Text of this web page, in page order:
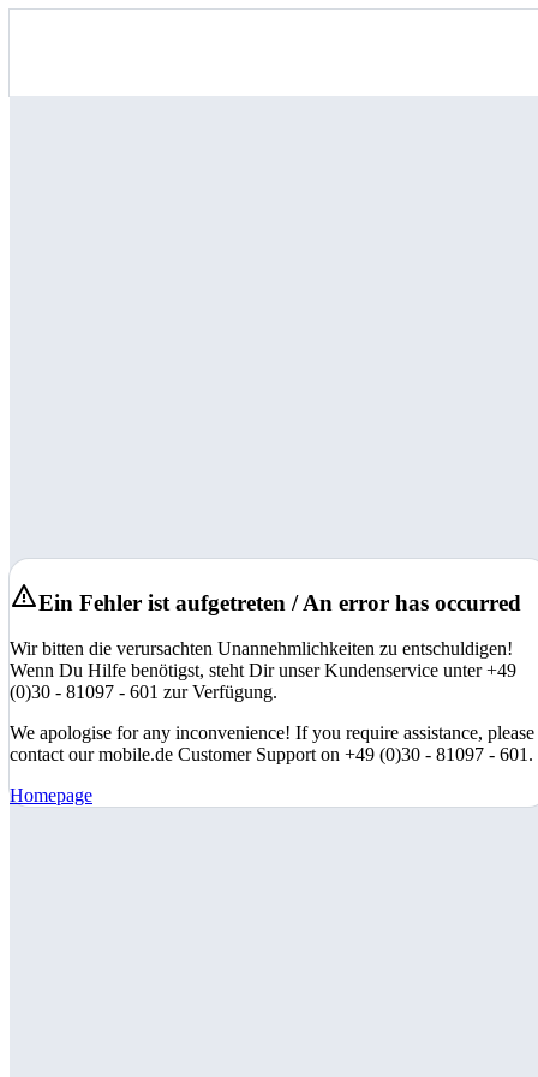
Ein Fehler ist aufgetreten / An error has occurred
Wir bitten die verursachten Unannehmlichkeiten zu entschuldigen!
Wenn Du Hilfe benötigst, steht Dir unser Kundenservice unter +49
(0)30 - 81097 - 601 zur Verfügung.
We apologise for any inconvenience! If you require assistance, please
contact our mobile.de Customer Support on +49 (0)30 - 81097 - 601.
Homepage